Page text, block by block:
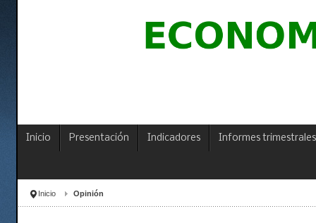
Inicio Presentación Indicadores Informes trimestrales
Inicio Opinión